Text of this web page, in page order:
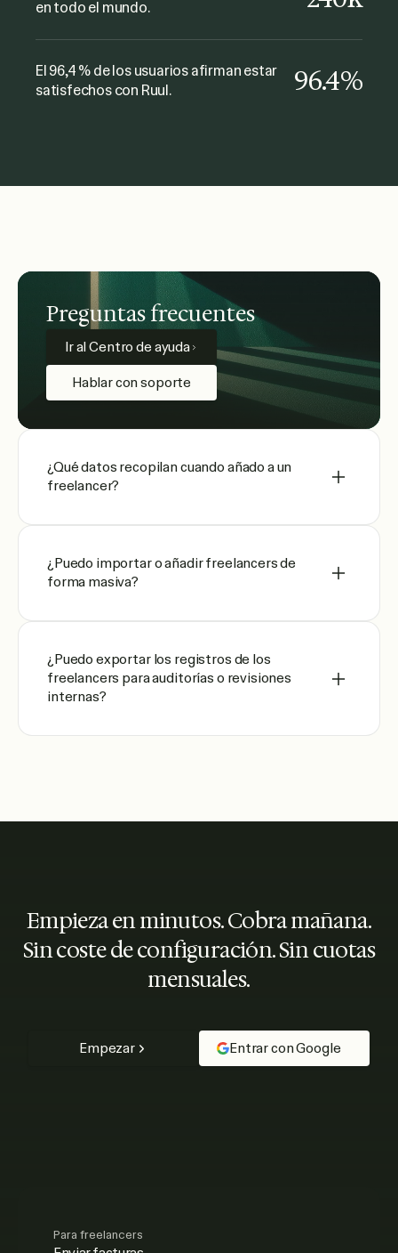
The Gate Music
en todo el mundo.
El 96,4 % de los usuarios afirman estar
satisfechos con Ruul.
96.4%
Preguntas frecuentes
Ir al Centro de ayuda
Hablar con soporte
¿Qué datos recopilan cuando añado a un
freelancer?
¿Puedo importar o añadir freelancers de
forma masiva?
¿Puedo exportar los registros de los
freelancers para auditorías o revisiones
internas?
Empieza en minutos. Cobra mañana.
Sin coste de configuración. Sin cuotas
mensuales.
Empezar Entrar con Google
Para freelancers